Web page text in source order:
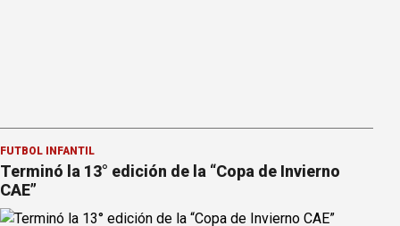
FÚTBOL INFANTIL
Terminó la 13° edición de la “Copa de Invierno
CAE”